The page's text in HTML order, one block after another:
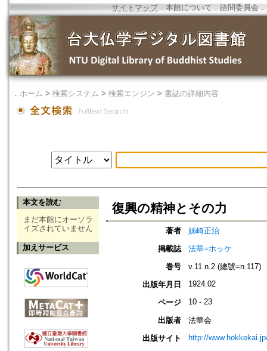
サイトマップ．本館について ． 諮問委員会 ．
． ホーム > 検索システム > 検索エンジン > 書誌の詳細内容
本文を読む
まだ本館にオーソラ
イズされていません
加えサービス
復興の精神とその力
著者
姊崎正治
掲載誌
法華=ホッケ
巻号
v.11 n.2 (總號=n.117)
出版年月日
1924.02
ページ 10 - 23
出版者
法華会
出版サイト
http://